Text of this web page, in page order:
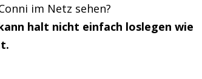
im Netz sehen?
halt nicht einfach loslegen wie